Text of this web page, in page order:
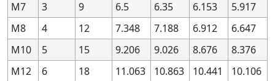
1.4
2.8 0.2 — — —
1.4
2.8 0.2 — — — —
1.4
2.8 0.2 6G — — —
1.4
2.8 0.2 6H — — —
—
1.4
2.8 0.2 — — —
1.4
2.8 0.2 — — — —
1.4
2.8 0.2 6G — — —
1.4
2.8 0.2 6H — — —
—
M7
3 9 6.5 6.35 6.153
5.917
M8
4 12 7.348 7.188 6.912
6.647
M10
5 15 9.206 9.026 8.676
8.376
M12
6 18 11.063 10.863 10.441
10.106